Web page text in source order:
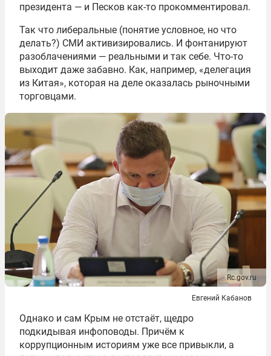
президента — и Песков как-то прокомментировал.
Так что либеральные (понятие условное, но что
делать?) СМИ активизировались. И фонтанируют
разоблачениями — реальными и так себе. Что-то
выходит даже забавно. Как, например, «делегация
из Китая», которая на деле оказалась рыночными
торговцами.
Rc.gov.ru
Евгений Кабанов
Однако и сам Крым не отстаёт, щедро
подкидывая инфоповоды. Причём к
коррупционным историям уже все привыкли, а